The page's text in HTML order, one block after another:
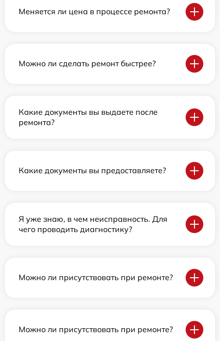
Меняется ли цена в процессе ремонта?
Можно ли сделать ремонт быстрее?
Какие документы вы выдаете после
ремонта?
Какие документы вы предоставляете?
Я уже знаю, в чем неисправность. Для
чего проводить диагностику?
Можно ли присутствовать при ремонте?
Можно ли присутствовать при ремонте?